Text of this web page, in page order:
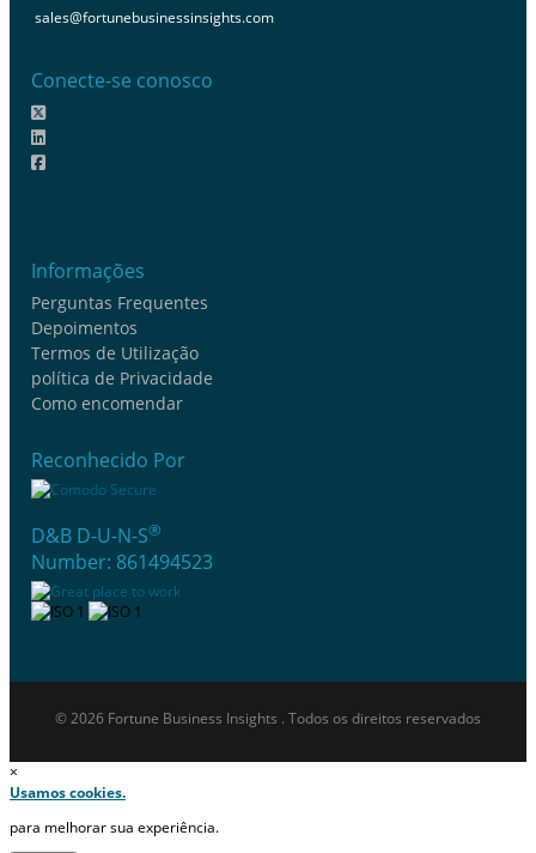
sales@fortunebusinessinsights.com
Conecte-se conosco
Informações
Perguntas Frequentes
Depoimentos
Termos de Utilização
política de Privacidade
Como encomendar
Reconhecido Por
D&B D-U-N-S®
Number: 861494523
© 2026 Fortune Business Insights . Todos os direitos reservados
×
Usamos cookies.
para melhorar sua experiência.